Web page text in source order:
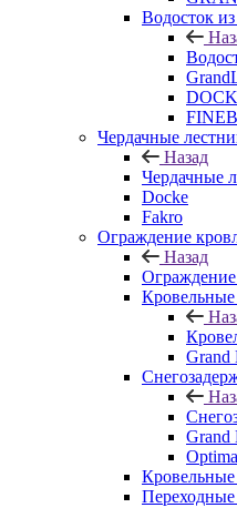
Водосток
Чердачные
Назад
Чердачные
Docke
Fakro
Ограждение
Назад
Grand
Grand
Optima